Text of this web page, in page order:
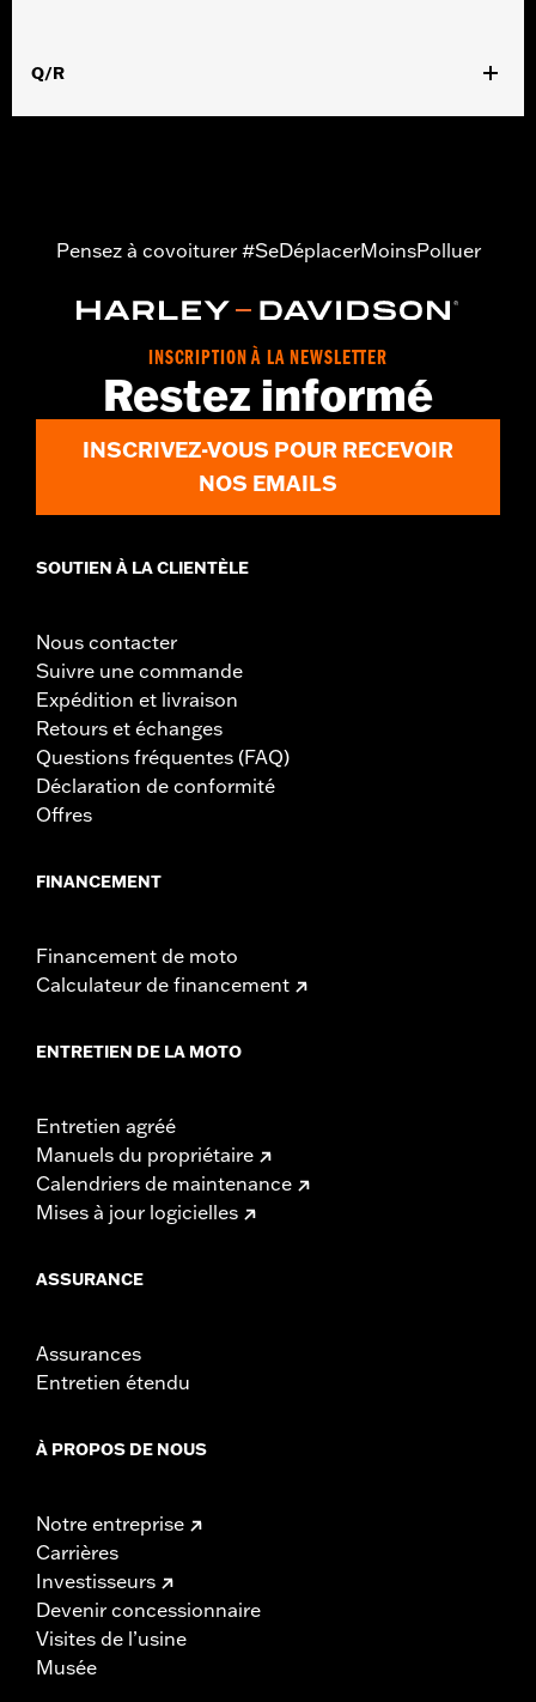
Matière:
Largeur:21.6 Inches
Q/R
Pensez à covoiturer #SeDéplacerMoinsPolluer
INSCRIPTION À LA NEWSLETTER
Restez informé
INSCRIVEZ-VOUS POUR RECEVOIR
NOS EMAILS
SOUTIEN À LA CLIENTÈLE
Nous contacter
Suivre une commande
Expédition et livraison
Retours et échanges
Questions fréquentes (FAQ)
Déclaration de conformité
Offres
FINANCEMENT
Financement de moto
Calculateur de financement
ENTRETIEN DE LA MOTO
Entretien agréé
Manuels du propriétaire
Calendriers de maintenance
Mises à jour logicielles
ASSURANCE
Assurances
Entretien étendu
À PROPOS DE NOUS
Notre entreprise
Carrières
Investisseurs
Devenir concessionnaire
Visites de l’usine
Musée